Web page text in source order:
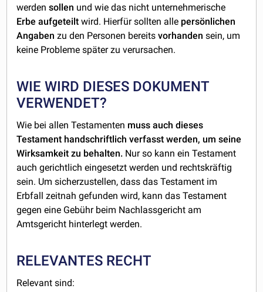
werdensollen und wie das nicht unternehmerische
Erbe aufgeteilt wird. Hierfür sollten alle persönlichen
Angaben zu den Personen bereitsvorhanden sein, um
keine Probleme später zu verursachen.
WIE WIRD DIESES DOKUMENT
VERWENDET?
Wie bei allen Testamenten muss auch dieses
Testament handschriftlich verfasst werden, um seine
Wirksamkeit zu behalten. Nur so kann ein Testament
auch gerichtlich eingesetzt werden und rechtskräftig
sein. Um sicherzustellen, dass das Testament im
Erbfall zeitnah gefunden wird, kann das Testament
gegen eine Gebühr beim Nachlassgericht am
Amtsgericht hinterlegt werden.
RELEVANTES RECHT
Relevant sind: